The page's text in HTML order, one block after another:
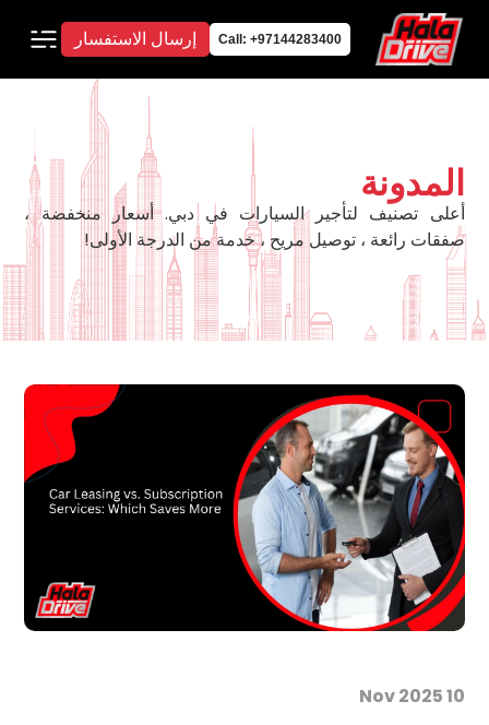
Call: +97144283400 إرسال الاستفسار
المدونة
أعلى تصنيف لتأجير السيارات في دبي. أسعار منخفضة ،
صفقات رائعة ، توصيل مريح ، خدمة من الدرجة الأولى!
10 Nov 2025